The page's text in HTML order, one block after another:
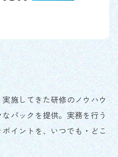
施してきた研修のノウハウ
パックを提供。実務を行う
イントを、いつでも・どこ